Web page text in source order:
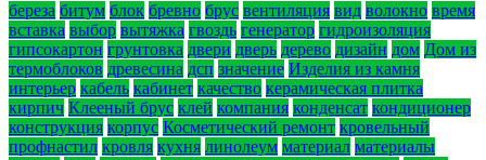
береза битум блок бревно брус вентиляция вид волокно время
вставка выбор вытяжка гвоздь генератор гидроизоляция
гипсокартон грунтовка двери дверь дерево дизайн дом Дом из
термоблоков древесина дсп значение Изделия из камня
интерьер кабель кабинет качество керамическая плитка
кирпич Клееный брус клей компания конденсат кондиционер
конструкция корпус Косметический ремонт кровельный
профнастил кровля кухня линолеум материал материалы